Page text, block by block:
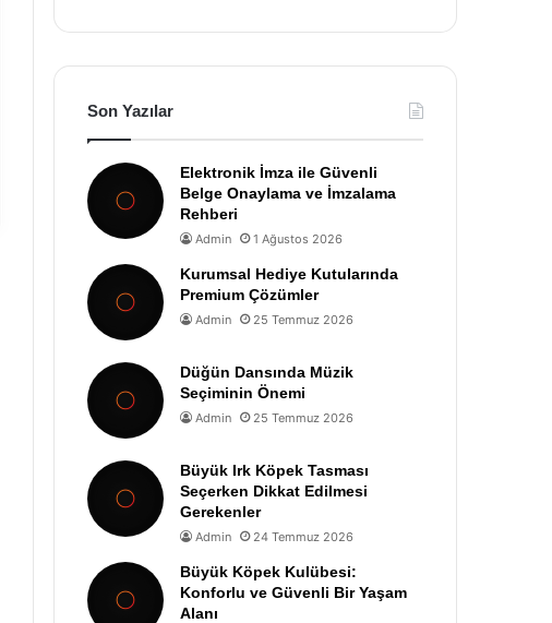
Son Yazılar
Elektronik İmza ile Güvenli
Belge Onaylama ve İmzalama
Rehberi
Admin 1 Ağustos 2026
Kurumsal Hediye Kutularında
Premium Çözümler
Admin 25 Temmuz 2026
Düğün Dansında Müzik
Seçiminin Önemi
Admin 25 Temmuz 2026
Büyük Irk Köpek Tasması
Seçerken Dikkat Edilmesi
Gerekenler
Admin 24 Temmuz 2026
Büyük Köpek Kulübesi:
Konforlu ve Güvenli Bir Yaşam
Alanı